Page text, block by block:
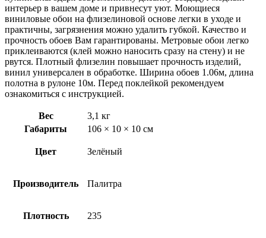
интерьер в вашем доме и привнесут уют. Моющиеся
виниловые обои на флизелиновой основе легки в уходе и
практичны, загрязнения можно удалить губкой. Качество и
прочность обоев Вам гарантированы. Метровые обои легко
приклеиваются (клей можно наносить сразу на стену) и не
рвутся. Плотный флизелин повышает прочность изделий,
винил универсален в обработке. Ширина обоев 1.06м, длина
полотна в рулоне 10м. Перед поклейкой рекомендуем
ознакомиться с инструкцией.
Вес
3,1 кг
Габариты
106 × 10 × 10 см
Цвет Зелёный
Производитель Палитра
Плотность 235